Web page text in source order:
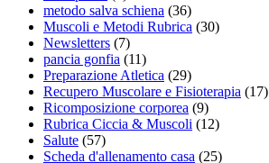
metodo salva schiena (36)
Muscoli e Metodi Rubrica (30)
Newsletters (7)
pancia gonfia (11)
Preparazione Atletica (29)
Recupero Muscolare e Fisioterapia (17)
Ricomposizione corporea (9)
Rubrica Ciccia & Muscoli (12)
Salute (57)
Scheda d'allenamento casa (25)